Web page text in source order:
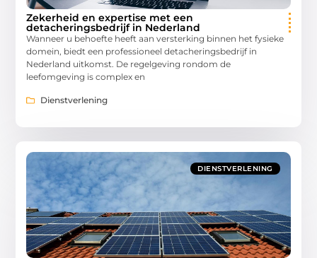
Zekerheid en expertise met een
detacheringsbedrijf in Nederland
Wanneer u behoefte heeft aan versterking binnen het fysieke
domein, biedt een professioneel detacheringsbedrijf in
Nederland uitkomst. De regelgeving rondom de
leefomgeving is complex en
Dienstverlening
DIENSTVERLENING